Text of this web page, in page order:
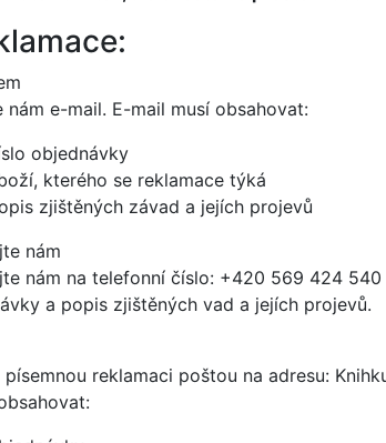
nám e-mail. E-mail musí obsahovat:
objednávky
kterého se reklamace týká
zjištěných závad a jejích projevů
nám
nám na telefonní číslo: +420 569 424
a popis zjištěných vad a jejích projevů.
písemnou reklamaci poštou na adresu: